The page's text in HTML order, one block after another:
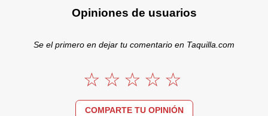
Opiniones de usuarios
Se el primero en dejar tu comentario en Taquilla.com
COMPARTE TU OPINIÓN